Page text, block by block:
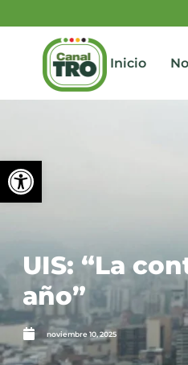
Abrir barra
Inicio
UIS: “La
año”
noviembre 10, 2025